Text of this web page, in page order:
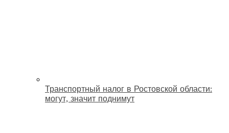
Транспортный налог в Ростовской области:
могут, значит поднимут